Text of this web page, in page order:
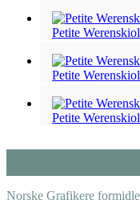
Petite
Petite
Petite
Norske Grafikere